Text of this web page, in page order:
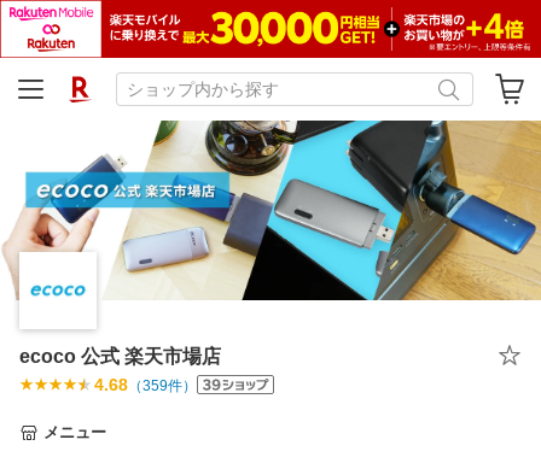
ecoco 公式 楽天市場店
4.68 （359件）
メニュー